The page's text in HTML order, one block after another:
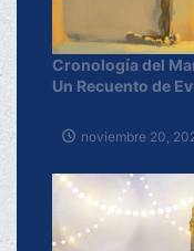
Cronología del
Un Recuento de
noviembre 20,